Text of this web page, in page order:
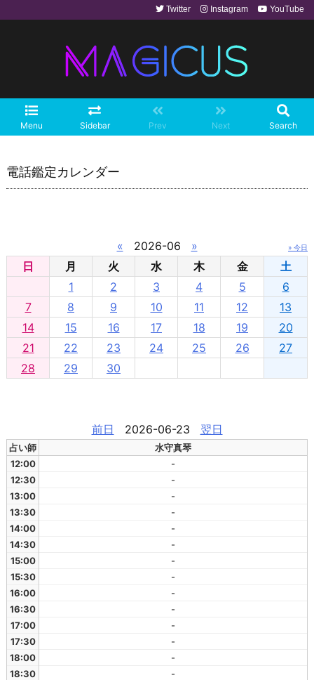
Menu Sidebar Prev Next Search
Twitter Instagram YouTube
電話鑑定カレンダー
« 2026-06 » » 今日
日 月 火 水 木 金
土
1
2 3 4 5
6
7
8 9 10 11 12
13
14
15 16 17 18 19
20
21
22 23 24 25 26
27
28
29 30
前日 2026-06-23 翌日
占い師
水守真琴
12:00
-
12:30
-
13:00
-
13:30
-
14:00
-
14:30
-
15:00
-
15:30
-
16:00
-
16:30
-
17:00
-
17:30
-
18:00
-
18:30
-